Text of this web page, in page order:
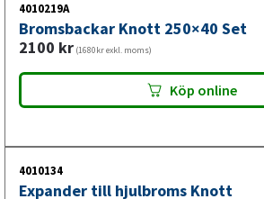
4010219A
Bromsbackar Knott 250×40 Set
2100 kr (1680kr exkl. moms)
Köp online
4010134
Expander till hjulbroms Knott